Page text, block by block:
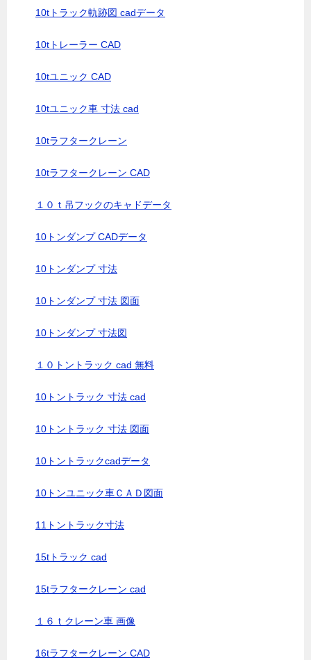
10tトラック軌跡図 cadデータ
10tトレーラー CAD
10tユニック CAD
10tユニック車 寸法 cad
10tラフタークレーン
10tラフタークレーン CAD
１０ｔ吊フックのキャドデータ
10トンダンプ CADデータ
10トンダンプ 寸法
10トンダンプ 寸法 図面
10トンダンプ 寸法図
１０トントラック cad 無料
10トントラック 寸法 cad
10トントラック 寸法 図面
10トントラックcadデータ
10トンユニック車ＣＡＤ図面
11トントラック寸法
15tトラック cad
15tラフタークレーン cad
１６ｔクレーン車 画像
16tラフタークレーン CAD